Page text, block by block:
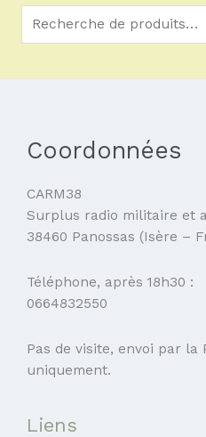
Coordonnées
CARM38
Surplus radio militaire et
38460 Panossas (Isère –
Téléphone, après 18h30 :
0664832550
Pas de visite, envoi par la
uniquement.
Liens